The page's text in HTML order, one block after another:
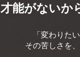
才能がないか
「変わりた
その苦しさを